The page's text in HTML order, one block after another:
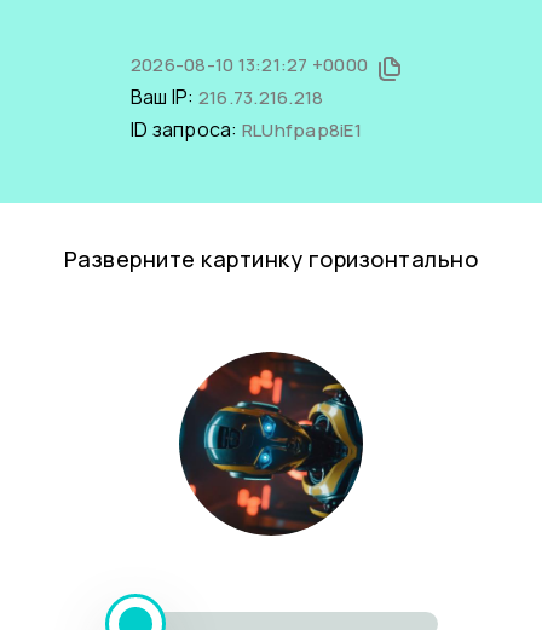
2026-08-10 13:21:27 +0000
Ваш IP: 216.73.216.218
ID запроса: RLUhfpap8iE1
Разверните картинку горизонтально